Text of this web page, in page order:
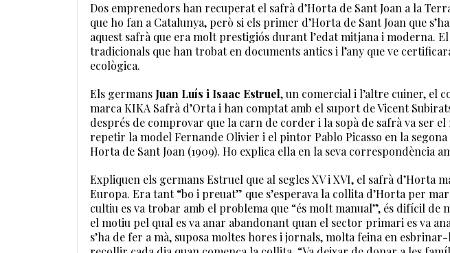
Dos emprenedors han recuperat el safrà d’Horta de Sant Joan a la
que ho fan a Catalunya, però si els primer d’Horta de Sant Joan que
aquest safrà que era molt prestigiós durant l’edat mitjana i moderna.
tradicionals que han trobat en documents antics i l’any que ve
ecològica.
Els germans Juan Luís i Isaac Estruel, un comercial i l’altre cuiner, el
marca KIKA Safrà d’Orta i han comptat amb el suport de Vicent
després de comprovar que la carn de corder i la sopà de safrà va ser el
repetir la model Fernande Olivier i el pintor Pablo Picasso en la segona
Horta de Sant Joan (1909). Ho explica ella en la seva correspondència
Expliquen els germans Estruel que al segles XV i XVI, el safrà d’Horta
Europa. Era tant “bo i preuat” que s’esperava la collita d’Horta per
cultiu es va trobar amb el problema que “és molt manual”, és difícil de
el motiu pel qual es va anar abandonant quan el sector primari es va
s’ha de fer a mà, suposa moltes hores i jornals, molta feina en